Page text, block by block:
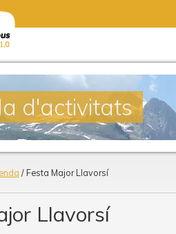
d'activitats
/ Festa Major Llavorsí
Llavorsí